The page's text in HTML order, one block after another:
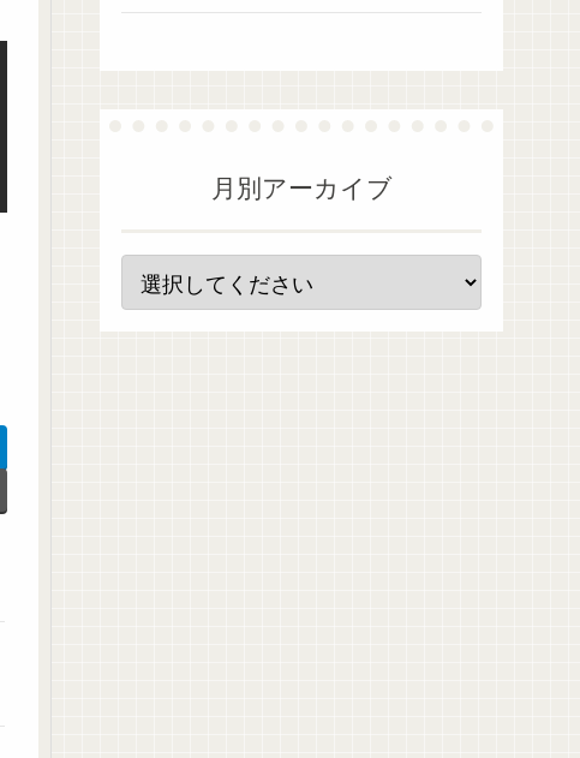
月別アーカイブ